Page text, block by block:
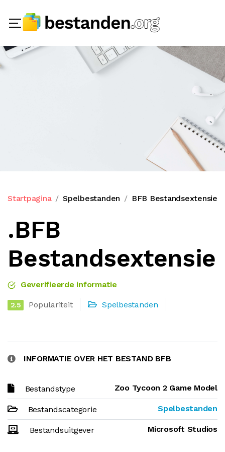
Startpagina Spelbestanden BFB Bestandsextensie
.BFB
Bestandsextensie
Geverifieerde informatie
2.5 Populariteit Spelbestanden
INFORMATIE OVER HET BESTAND BFB
Bestandstype Zoo Tycoon 2 Game Model
Bestandscategorie Spelbestanden
Bestandsuitgever Microsoft Studios